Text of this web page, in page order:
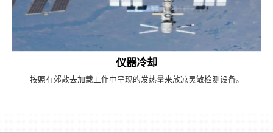
仪器冷却
按照有郊散去加载工作中呈现的发热量来放凉灵敏检测设备。